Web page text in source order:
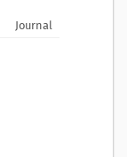
Journal